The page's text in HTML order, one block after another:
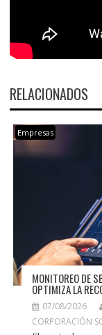
RELACIONADOS
Empresas
MONITOREO DE
OPTIMIZA LA
07/08/2026
CORPORACIÓN